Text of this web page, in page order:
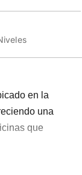
en la
una
que
tres